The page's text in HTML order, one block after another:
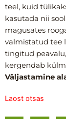
teel, kuid
kasutada nii
magusates
valmistatud tee
tingitud
kergendab
Väljastamine
Laost otsas